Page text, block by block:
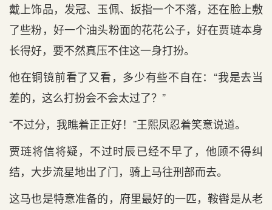
戴上饰品，发冠、玉佩、扳指一个不落，还在脸上敷
了些粉，好一个油头粉面的花花公子，好在贾琏本身
长得好，要不然真压不住这一身打扮。
他在铜镜前看了又看，多少有些不自在：“我是去当
差的，这么打扮会不会太过了？”
“不过分，我瞧着正正好！”王熙凤忍着笑意说道。
贾琏将信将疑，不过时辰已经不早了，他顾不得纠
结，大步流星地出了门，骑上马往刑部而去。
这马也是特意准备的，府里最好的一匹，鞍辔是从老